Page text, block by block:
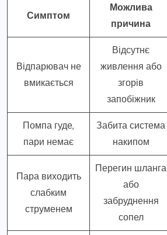
Симптом
Можлива
причина
Відпарювач не
вмикається
Відсутнє
живлення або
згорів
запобіжник
Помпа гуде,
пари немає
Забита система
накипом
Пара виходить
слабким
струменем
Перегин шланга
або
забруднення
сопел